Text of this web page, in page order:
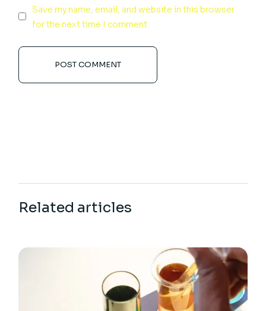
Save my name, email, and website in this browser
for the next time I comment.
POST COMMENT
Related articles